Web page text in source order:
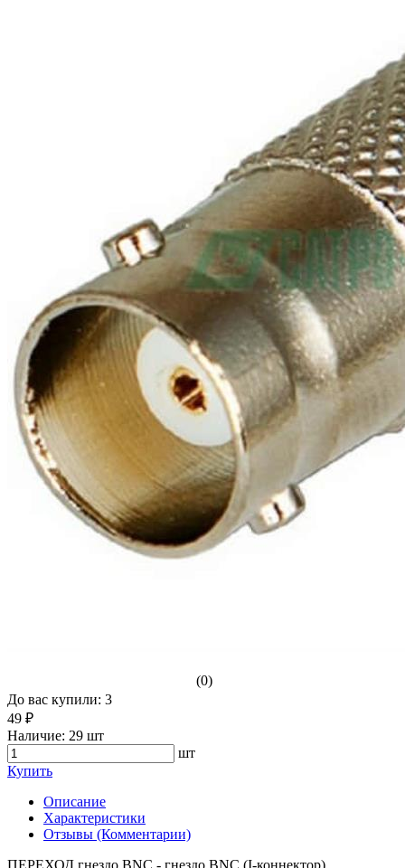
(0)
До вас купили: 3
49 ₽
Наличие: 29 шт
шт
Купить
Описание
Характеристики
Отзывы (Комментарии)
ПЕРЕХОД гнездо BNC - гнездо BNC (I-коннектор)